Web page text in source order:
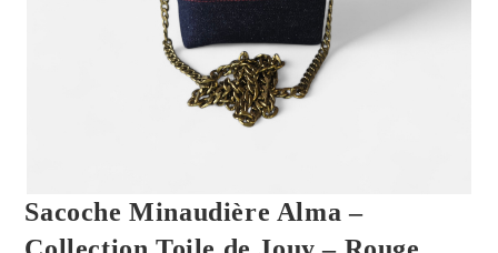
Sacoche Minaudière Alma –